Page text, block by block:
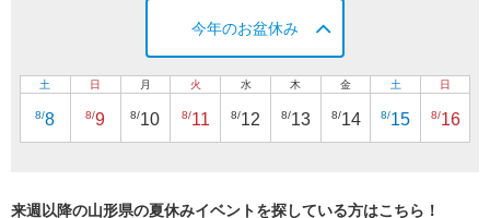
今年のお盆休み
土
8/8
日
8/9
月
8/10
火
8/11
水
8/12
木
8/13
金
8/14
土
8/15
日
8/16
来週以降の山形県の夏休みイベントを探している方はこちら！